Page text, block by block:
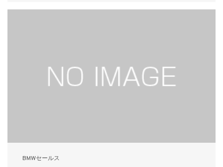
BMWセールス